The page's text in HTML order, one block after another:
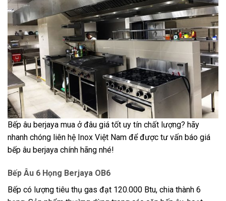
Bếp âu berjaya mua ở đâu giá tốt uy tín chất lượng? hãy
nhanh chóng liên hệ Inox Việt Nam để được tư vấn báo giá
bếp âu berjaya chính hãng nhé!
Bếp Âu 6 Họng Berjaya OB6
Bếp có lượng tiêu thụ gas đạt 120.000 Btu, chia thành 6